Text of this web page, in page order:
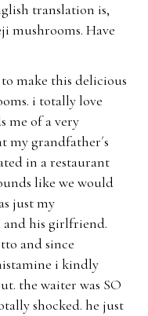
translation is,
mushrooms. Have
make this delicious
i totally love
me of a very
my grandfather´s
in a restaurant
like we would
just my
and his girlfriend.
and since
i kindly
the waiter was SO
shocked. he just